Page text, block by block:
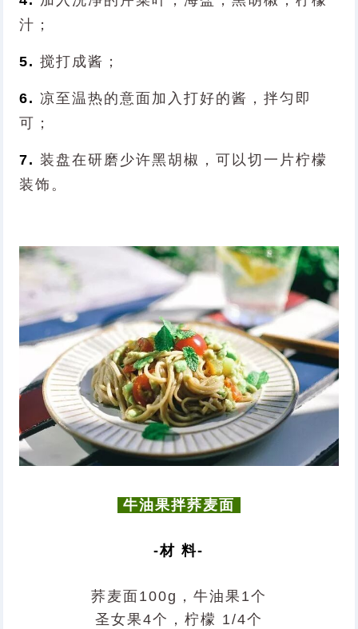
汁；
5.搅打成酱；
6.凉至温热的意面加入打好的酱，拌匀即
可；
7. 装盘在研磨少许黑胡椒，可以切一片柠檬
装饰。
牛油果拌荞麦面
-材 料-
荞麦面100g，牛油果1个
圣女果4个，柠檬 1/4个